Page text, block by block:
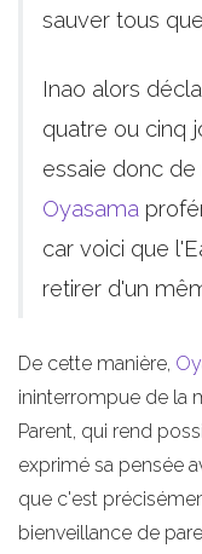
sauver tous
Inao alors
quatre ou cinq
essaie donc de
Oyasama
car voici que
retirer d'un
De cette manière,
ininterrompue de la
Parent, qui rend
exprimé sa pensée
que c'est
bienveillance de